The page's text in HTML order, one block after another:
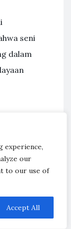
experience,
our
to our use of
Accept All
seni
dalam
candi
cerita-
bukti